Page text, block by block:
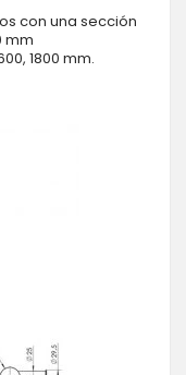
con una sección
mm
1800 mm.